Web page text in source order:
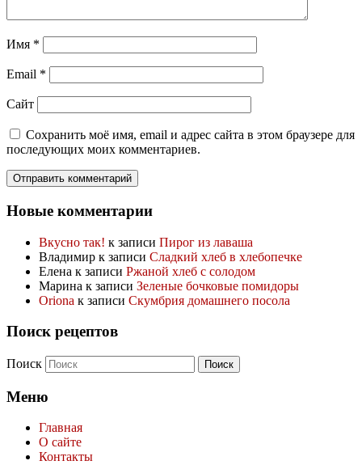
Имя *
Email *
Сайт
Сохранить моё имя, email и адрес сайта в этом браузере для
последующих моих комментариев.
Новые комментарии
Вкусно так! к записи Пирог из лаваша
Владимир к записи Сладкий хлеб в хлебопечке
Елена к записи Ржаной хлеб с солодом
Марина к записи Зеленые бочковые помидоры
Oriona к записи Скумбрия домашнего посола
Поиск рецептов
Поиск
Меню
Главная
О сайте
Контакты